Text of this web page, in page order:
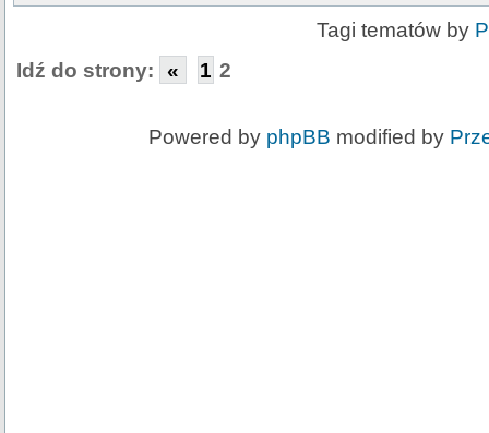
Tagi tematów by
Idź do strony: « 1 2
Powered by phpBB modified by